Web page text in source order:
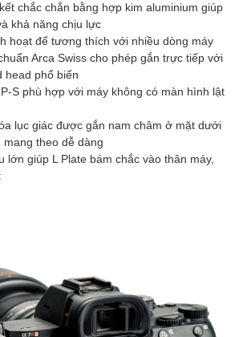
chắc chắn bằng hợp kim aluminium giúp
khả năng chịu lực
hoạt để tương thích với nhiều dòng máy
Arca Swiss cho phép gắn trực tiếp với
head phổ biến
S phù hợp với máy không có màn hình lật
lục giác được gắn nam châm ở mặt dưới
mang theo dễ dàng
lớn giúp L Plate bám chắc vào thân máy,